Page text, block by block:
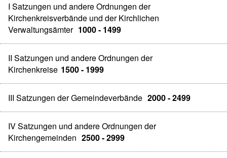
I Satzungen und andere Ordnungen der
Kirchenkreisverbände und der Kirchlichen
Verwaltungsämter 1000 - 1499
II Satzungen und andere Ordnungen der
Kirchenkreise 1500 - 1999
III Satzungen der Gemeindeverbände 2000 - 2499
IV Satzungen und andere Ordnungen der
Kirchengemeinden 2500 - 2999